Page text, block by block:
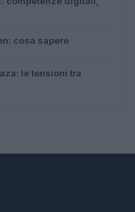
cosa sapere
le tensioni tra